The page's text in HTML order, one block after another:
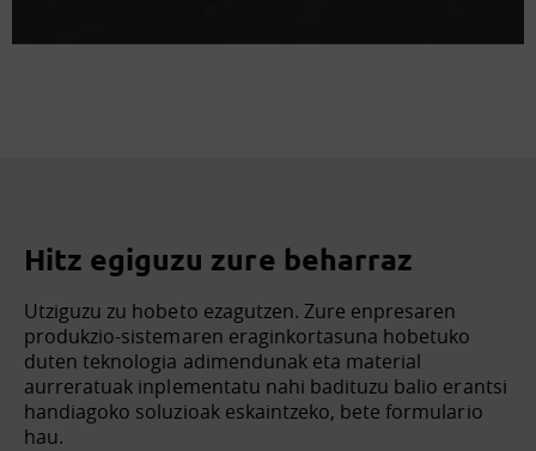
Hitz egiguzu zure beharraz
Utziguzu zu hobeto ezagutzen. Zure enpresaren
produkzio-sistemaren eraginkortasuna hobetuko
duten teknologia adimendunak eta material
aurreratuak inplementatu nahi badituzu balio erantsi
handiagoko soluzioak eskaintzeko, bete formulario
hau.